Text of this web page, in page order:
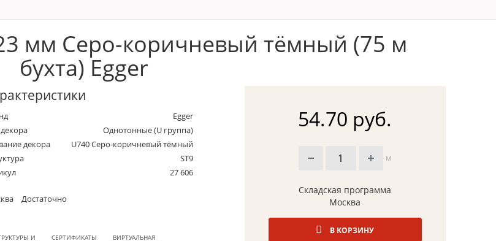
мм Cеро-коричневый тёмный (75 м
бухта) Egger
Egger
Однотонные (U группа)
декора
U740 Cеро-коричневый тёмный
ST9
27 606
Достаточно
И
СЕРТИФИКАТЫ
ВИРТУАЛЬНАЯ
54.70 руб.
м
Складская программа
Москва
В КОРЗИНУ